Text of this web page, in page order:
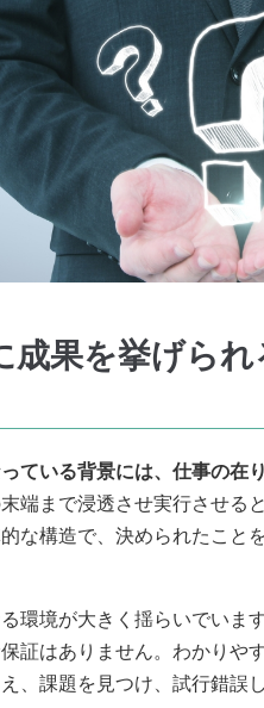
成果を挙げら
ている背景には、仕事の在
端まで浸透させ実行させる
な構造で、決められたこと
環境が大きく揺らいでいま
証はありません。わかりや
、課題を見つけ、試行錯誤